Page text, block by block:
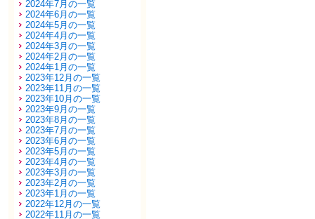
2024年7月の一覧
2024年6月の一覧
2024年5月の一覧
2024年4月の一覧
2024年3月の一覧
2024年2月の一覧
2024年1月の一覧
2023年12月の一覧
2023年11月の一覧
2023年10月の一覧
2023年9月の一覧
2023年8月の一覧
2023年7月の一覧
2023年6月の一覧
2023年5月の一覧
2023年4月の一覧
2023年3月の一覧
2023年2月の一覧
2023年1月の一覧
2022年12月の一覧
2022年11月の一覧